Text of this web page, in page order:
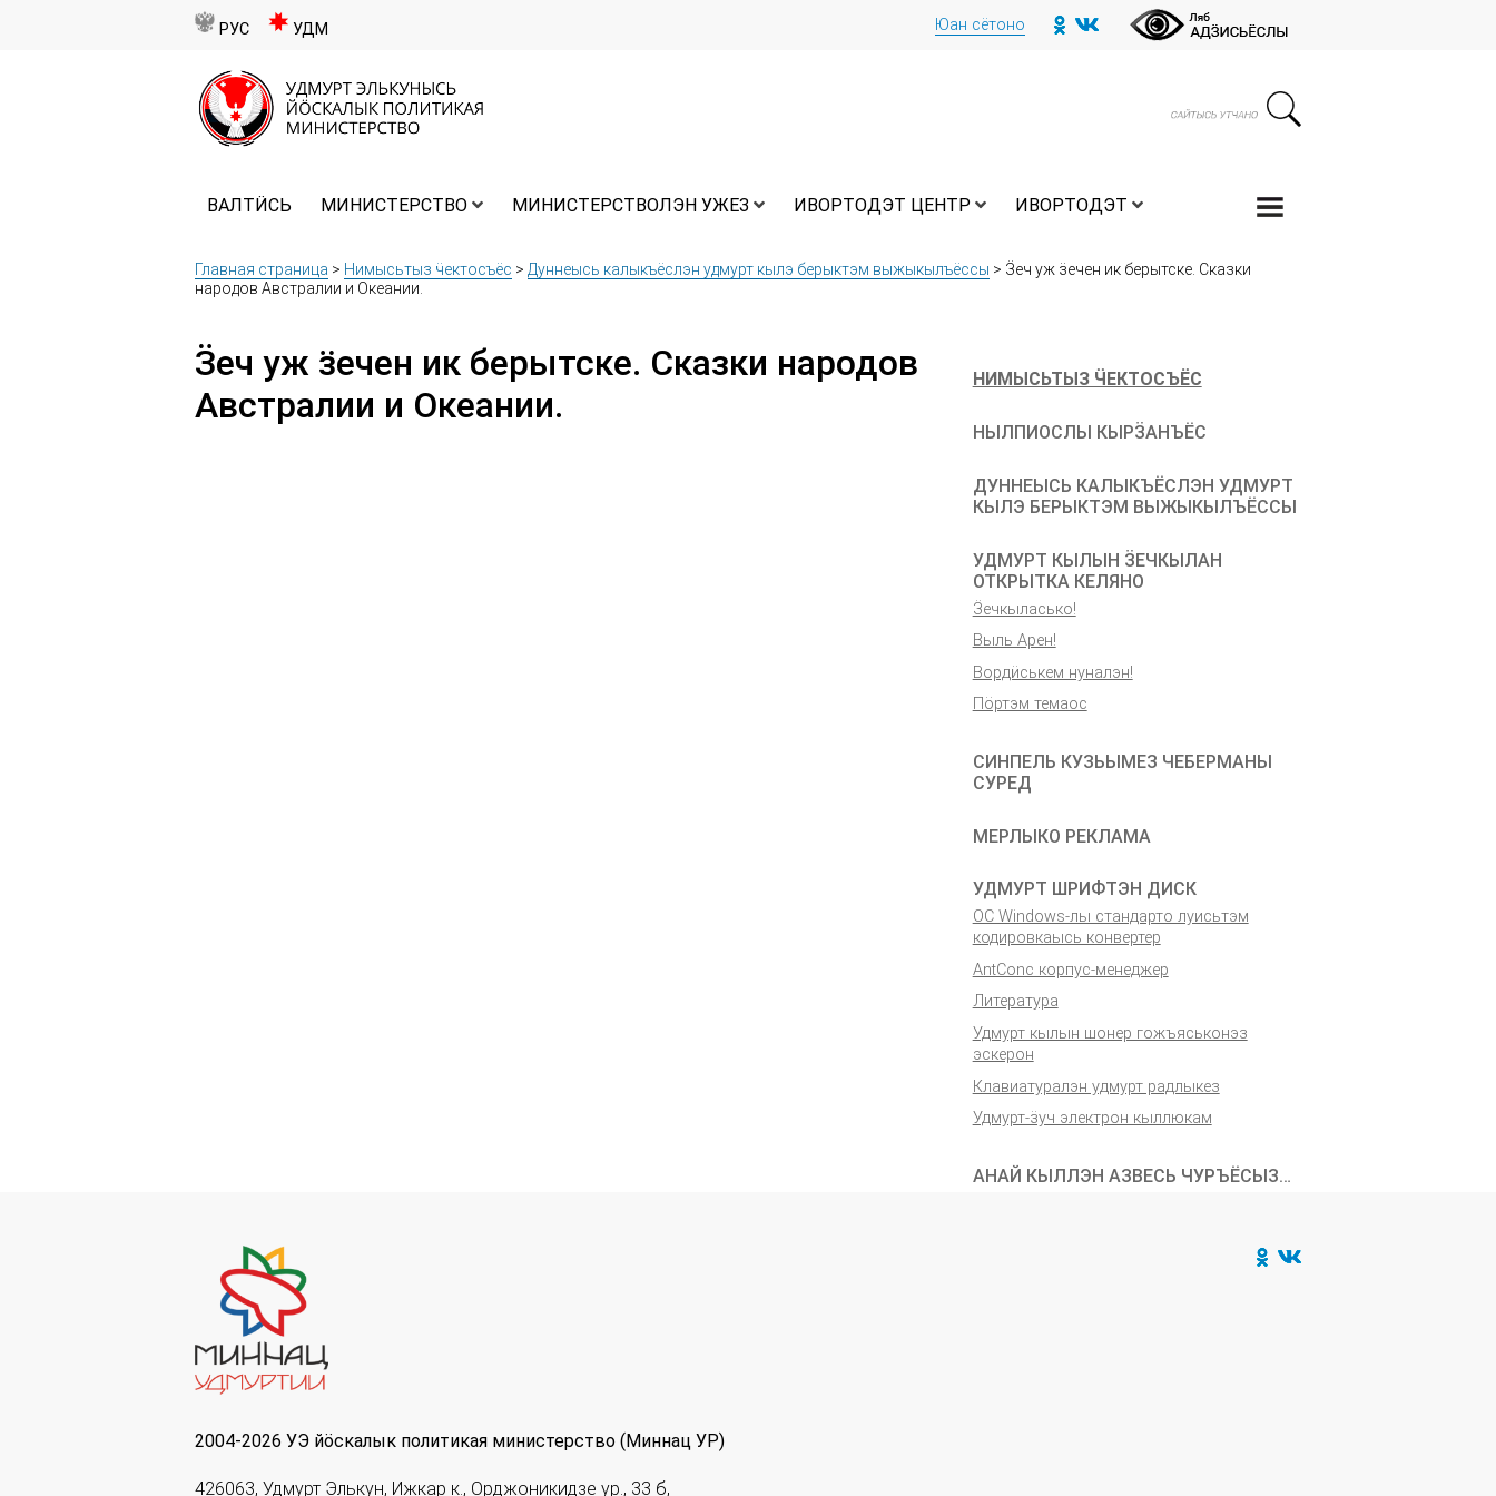
РУС УДМ Юан сётоно
ВАЛТӤСЬ МИНИСТЕРСТВО МИНИСТЕРСТВОЛЭН УЖЕЗ ИВОРТОДЭТ ЦЕНТР ИВОРТОДЭТ
Главная страница > Нимысьтыз ӵектосъёс > Дуннеысь калыкъёслэн удмурт кылэ берыктэм выжыкылъёссы > Ӟеч уж ӟечен ик берытске. Сказки
народов Австралии и Океании.
Ӟеч уж ӟечен ик берытске. Сказки народов
Австралии и Океании.
НИМЫСЬТЫЗ ӴЕКТОСЪЁС
НЫЛПИОСЛЫ КЫРӞАНЪЁС
ДУННЕЫСЬ КАЛЫКЪЁСЛЭН УДМУРТ
КЫЛЭ БЕРЫКТЭМ ВЫЖЫКЫЛЪЁССЫ
УДМУРТ КЫЛЫН ӞЕЧКЫЛАН
ОТКРЫТКА КЕЛЯНО
Ӟечкыласько!
Выль Арен!
Вордӥськем нуналэн!
Пӧртэм темаос
СИНПЕЛЬ КУЗЬЫМЕЗ ЧЕБЕРМАНЫ
СУРЕД
МЕРЛЫКО РЕКЛАМА
УДМУРТ ШРИФТЭН ДИСК
ОС Windows-лы стандарто луисьтэм
кодировкаысь конвертер
AntConc корпус-менеджер
Литература
Удмурт кылын шонер гожъяськонэз
эскерон
Клавиатуралэн удмурт радлыкез
Удмурт-ӟуч электрон кыллюкам
АНАЙ КЫЛЛЭН АЗВЕСЬ ЧУРЪЁСЫЗ…
2004-2026 УЭ йöскалык политикая министерство (Миннац УР)
426063, Удмурт Элькун, Ижкар к., Орджоникидзе ур., 33 б,